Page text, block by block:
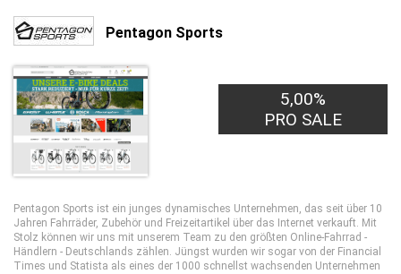
Pentagon Sports
5,00%
PRO SALE
Pentagon Sports ist ein junges dynamisches Unternehmen, das seit über 10
Jahren Fahrräder, Zubehör und Freizeitartikel über das Internet verkauft. Mit
Stolz können wir uns mit unserem Team zu den größten Online-Fahrrad -
Händlern - Deutschlands zählen. Jüngst wurden wir sogar von der Financial
Times und Statista als eines der 1000 schnellst wachsenden Unternehmen